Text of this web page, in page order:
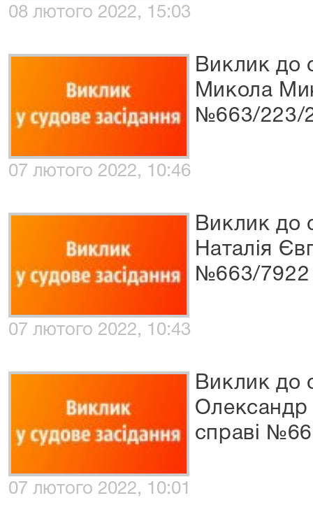
08 лютого 2022, 15:03
Виклик до
Микола
№663/223/
07 лютого 2022, 10:46
Виклик до
Наталія
№663/7922
07 лютого 2022, 10:43
Виклик до
Олександр
справі
07 лютого 2022, 10:01